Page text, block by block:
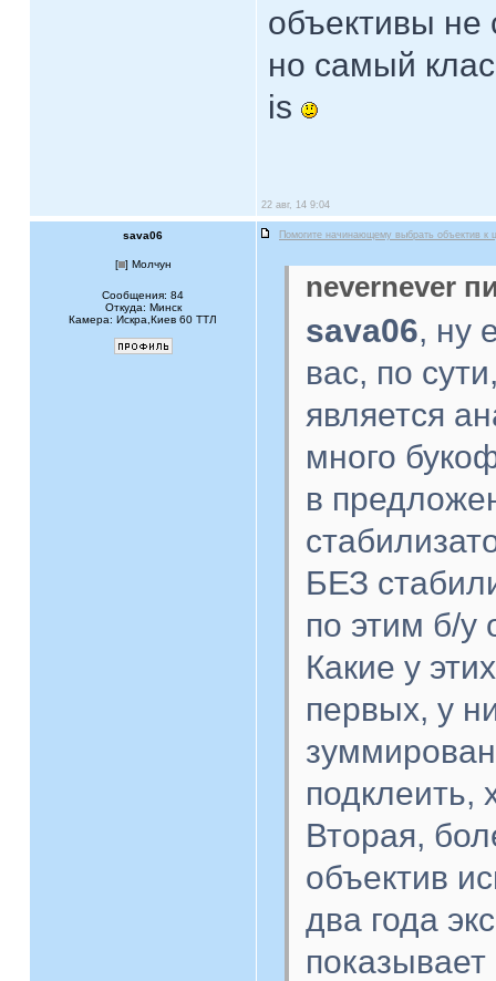
объективы не
но самый
is
22 авг, 14 9:04
sava06 Помогите начинающему выбрать объектив к
[ ] Молчун
Сообщения: 84
Откуда: Минск
Камера: Искра,Киев 60 ТТЛ
nevernever
sava06, ну
вас, по
является
много
в
БЕЗ
по этим б/у
Какие у
первых, у
подклеить,
Вторая,
объектив
два года